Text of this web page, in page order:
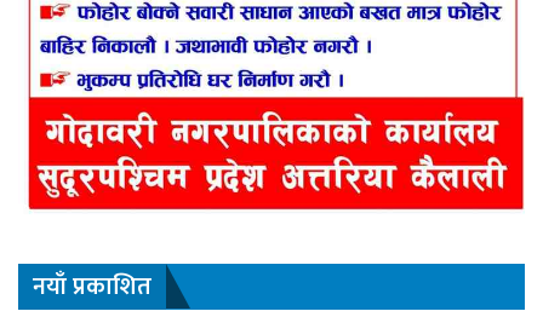
नयाँ प्रकाशित